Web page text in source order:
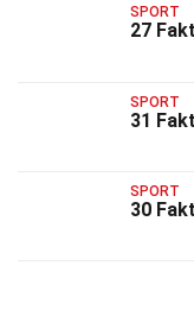
SPORT
27
SPORT
31
SPORT
30